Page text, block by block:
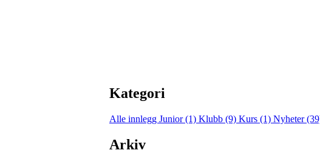
Kategori
Alle innlegg Junior (1) Klubb (9) Kurs (1) Nyheter
Arkiv